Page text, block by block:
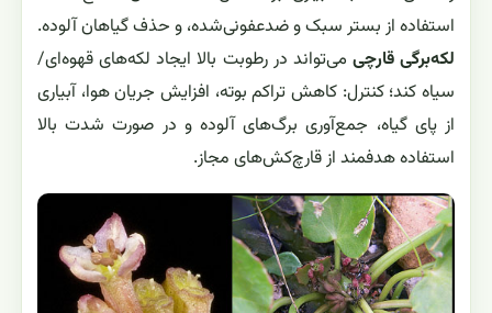
استفاده از بستر سبک و ضدعفونی‌شده، و حذف گیاهان آلوده.
لکه‌برگی قارچی می‌تواند در رطوبت بالا ایجاد لکه‌های قهوه‌ای/
سیاه کند؛ کنترل: کاهش تراکم بوته، افزایش جریان هوا، آبیاری
از پای گیاه، جمع‌آوری برگ‌های آلوده و در صورت شدت بالا
استفاده هدفمند از قارچ‌کش‌های مجاز.